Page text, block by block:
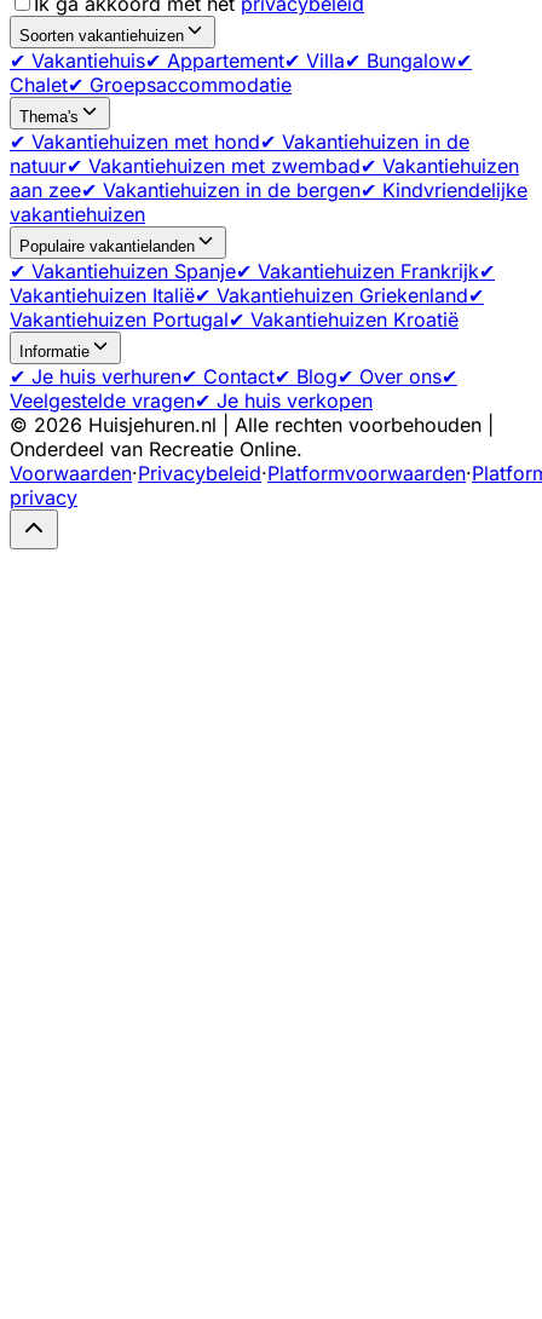
Soorten vakantiehuizen
✔ Vakantiehuis✔ Appartement✔ Villa✔ Bungalow✔
Chalet✔ Groepsaccommodatie
Thema's
✔ Vakantiehuizen met hond✔ Vakantiehuizen in de
natuur✔ Vakantiehuizen met zwembad✔ Vakantiehuizen
aan zee✔ Vakantiehuizen in de bergen✔ Kindvriendelijke
vakantiehuizen
Populaire vakantielanden
✔ Vakantiehuizen Spanje✔ Vakantiehuizen Frankrijk✔
Vakantiehuizen Italië✔ Vakantiehuizen Griekenland✔
Vakantiehuizen Portugal✔ Vakantiehuizen Kroatië
Informatie
✔ Je huis verhuren✔ Contact✔ Blog✔ Over ons✔
Veelgestelde vragen✔ Je huis verkopen
© 2026 Huisjehuren.nl | Alle rechten voorbehouden |
Onderdeel van Recreatie Online.
Voorwaarden·Privacybeleid·Platformvoorwaarden·
privacy